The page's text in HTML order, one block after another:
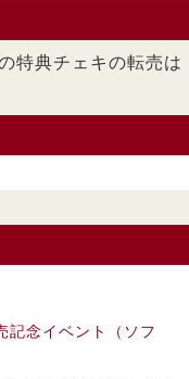
特典チェキの転売は
記念イベント（ソフ